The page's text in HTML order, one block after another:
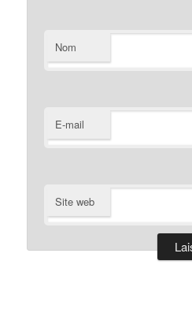
Nom
E-mail
Site web